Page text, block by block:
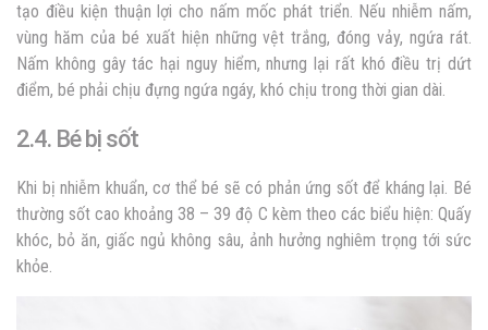
tạo điều kiện thuận lợi cho nấm mốc phát triển. Nếu nhiễm nấm,
vùng hăm của bé xuất hiện những vệt trắng, đóng vảy, ngứa rát.
Nấm không gây tác hại nguy hiểm, nhưng lại rất khó điều trị dứt
điểm, bé phải chịu đựng ngứa ngáy, khó chịu trong thời gian dài.
2.4. Bé bị sốt
Khi bị nhiễm khuẩn, cơ thể bé sẽ có phản ứng sốt để kháng lại. Bé
thường sốt cao khoảng 38 – 39 độ C kèm theo các biểu hiện: Quấy
khóc, bỏ ăn, giấc ngủ không sâu, ảnh hưởng nghiêm trọng tới sức
khỏe.